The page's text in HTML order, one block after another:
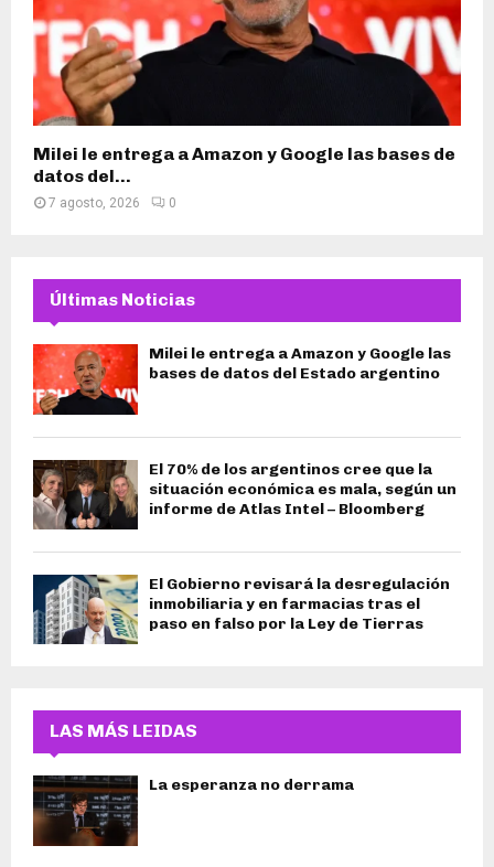
Milei le entrega a Amazon y Google las bases de
datos del...
7 agosto, 2026 0
Últimas Noticias
Milei le entrega a Amazon y Google las
bases de datos del Estado argentino
El 70% de los argentinos cree que la
situación económica es mala, según un
informe de Atlas Intel – Bloomberg
El Gobierno revisará la desregulación
inmobiliaria y en farmacias tras el
paso en falso por la Ley de Tierras
LAS MÁS LEIDAS
La esperanza no derrama